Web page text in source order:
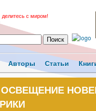
делитесь с миром!
Авторы Статьи